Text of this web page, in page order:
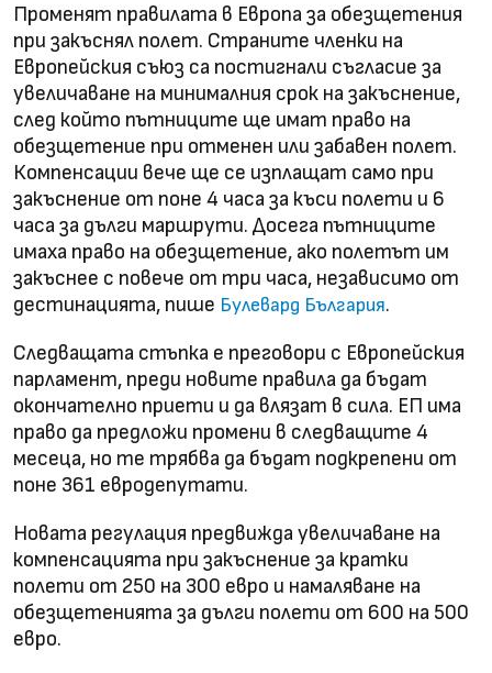
Променят правилата в Европа за обезщетения
при закъснял полет. Страните членки на
Европейския съюз са постигнали съгласие за
увеличаване на минималния срок на закъснение,
след който пътниците ще имат право на
обезщетение при отменен или забавен полет.
Компенсации вече ще се изплащат само при
закъснение от поне 4 часа за къси полети и 6
часа за дълги маршрути. Досега пътниците
имаха право на обезщетение, ако полетът им
закъснее с повече от три часа, независимо от
дестинацията, пише Булевард България.
Следващата стъпка е преговори с Европейския
парламент, преди новите правила да бъдат
окончателно приети и да влязат в сила. ЕП има
право да предложи промени в следващите 4
месеца, но те трябва да бъдат подкрепени от
поне 361 евродепутати.
Новата регулация предвижда увеличаване на
компенсацията при закъснение за кратки
полети от 250 на 300 евро и намаляване на
обезщетенията за дълги полети от 600 на 500
евро.